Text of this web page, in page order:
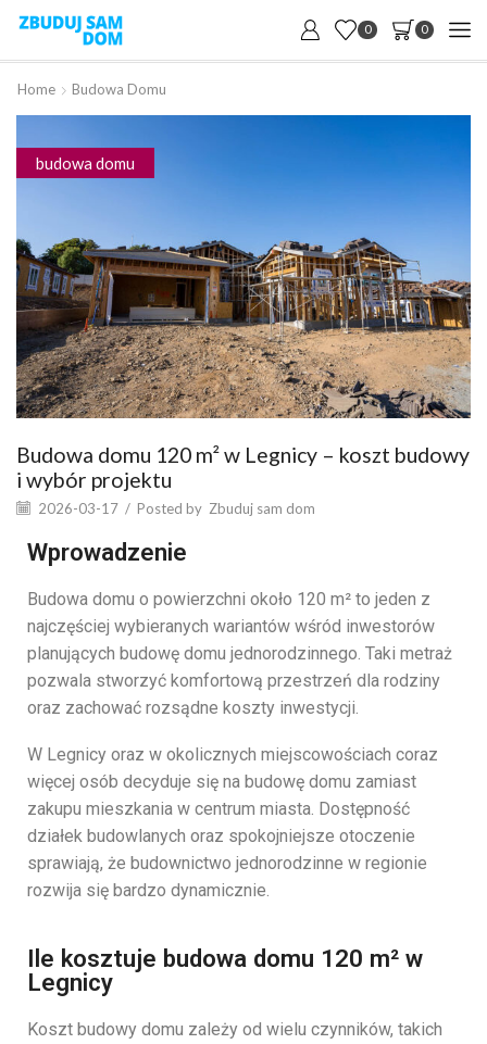
0 0
Home Budowa Domu
budowa domu
Budowa domu 120 m² w Legnicy – koszt budowy
i wybór projektu
2026-03-17 / Posted by Zbuduj sam dom
Wprowadzenie
Budowa domu o powierzchni około 120 m² to jeden z
najczęściej wybieranych wariantów wśród inwestorów
planujących budowę domu jednorodzinnego. Taki metraż
pozwala stworzyć komfortową przestrzeń dla rodziny
oraz zachować rozsądne koszty inwestycji.
W Legnicy oraz w okolicznych miejscowościach coraz
więcej osób decyduje się na budowę domu zamiast
zakupu mieszkania w centrum miasta. Dostępność
działek budowlanych oraz spokojniejsze otoczenie
sprawiają, że budownictwo jednorodzinne w regionie
rozwija się bardzo dynamicznie.
Ile kosztuje budowa domu 120 m² w
Legnicy
Koszt budowy domu zależy od wielu czynników, takich